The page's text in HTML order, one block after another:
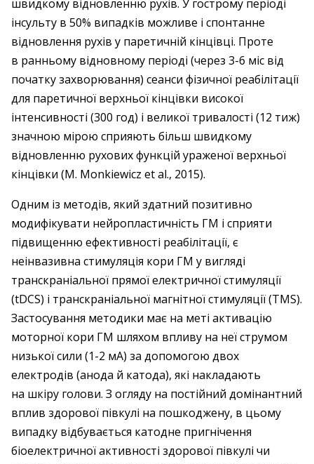
швидкому відновленню рухів. У гострому періоді
інсульту в 50% випадків можливе і спонтанне
відновлення рухів у паретичній кінцівці. Проте
в ранньому відновному періоді (через 3-6 міс від
початку захворювання) сеанси фізичної реабілітації
для паретичної верхньої кінцівки високої
інтенсивності (300 год) і великої тривалості (12 тиж)
значною мірою сприяють більш швидкому
відновленню рухових функцій ураженої верхньої
кінцівки (M. Monkiewicz et al., 2015).
Одним із методів, який здатний позитивно
модифікувати нейропластичність ГМ і сприяти
підвищенню ефективності реабілітації, є
неінвазивна стимуляція кори ГМ у вигляді
транскраніальної прямої електричної стимуляції
(tDCS) і транскраніальної магнітної стимуляції (TMS).
Застосування методики має на меті активацію
моторної кори ГМ шляхом впливу на неї струмом
низької сили (1-2 мА) за допомогою двох
електродів (анода й катода), які накладають
на шкіру голови. З огляду на постійний домінантний
вплив здорової півкулі на пошкоджену, в цьому
випадку відбувається катодне пригнічення
біоелектричної активності здорової півкулі чи